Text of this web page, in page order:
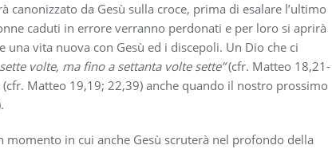
canonizzato da Gesù sulla croce, prima di esalare l’ultimo
caduti in errore verranno perdonati e per loro si aprirà
vita nuova con Gesù ed i discepoli. Un Dio che ci
volte, ma fino a settanta volte sette”(cfr. Matteo 18,21-
Matteo 19,19; 22,39) anche quando il nostro prossimo
momento in cui anche Gesù scruterà nel profondo della